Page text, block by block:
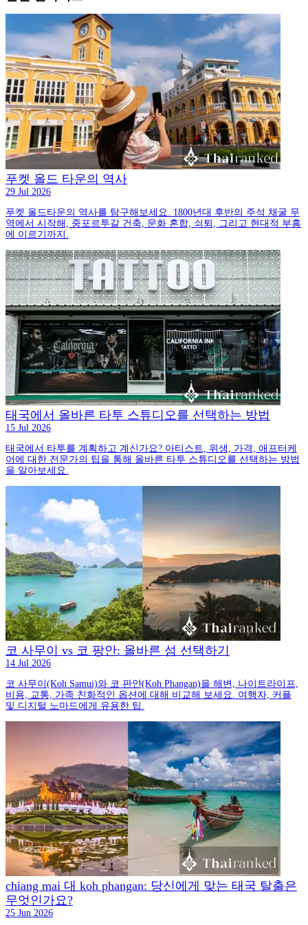
푸켓 올드 타운의 역사
29 Jul 2026
푸켓 올드타운의 역사를 탐구해보세요. 1800년대 후반의 주석 채굴 무
역에서 시작해, 중포르투갈 건축, 문화 혼합, 쇠퇴, 그리고 현대적 부흥
에 이르기까지.
태국에서 올바른 타투 스튜디오를 선택하는 방법
15 Jul 2026
태국에서 타투를 계획하고 계신가요? 아티스트, 위생, 가격, 애프터케
어에 대한 전문가의 팁을 통해 올바른 타투 스튜디오를 선택하는 방법
을 알아보세요.
코 사무이 vs 코 팡안: 올바른 섬 선택하기
14 Jul 2026
코 사무이(Koh Samui)와 코 판얀(Koh Phangan)을 해변, 나이트라이프,
비용, 교통, 가족 친화적인 옵션에 대해 비교해 보세요. 여행자, 커플
및 디지털 노마드에게 유용한 팁.
chiang mai 대 koh phangan: 당신에게 맞는 태국 탈출은
무엇인가요?
25 Jun 2026